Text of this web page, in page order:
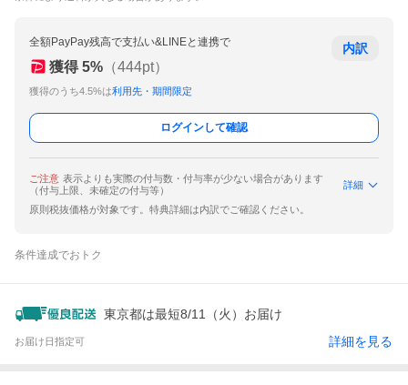
全額PayPay残高で支払い&LINEと連携で
獲得 5% （444pt）
獲得のうち4.5%は利用先・期間限定
内訳
ログインして確認
ご注意 表示よりも実際の付与数・付与率が少ない場合があります
（付与上限、未確定の付与等）
詳細
原則税抜価格が対象です。特典詳細は内訳でご確認ください。
条件達成でおトク
東京都は最短8/11（火）お届け
お届け日指定可 詳細を見る